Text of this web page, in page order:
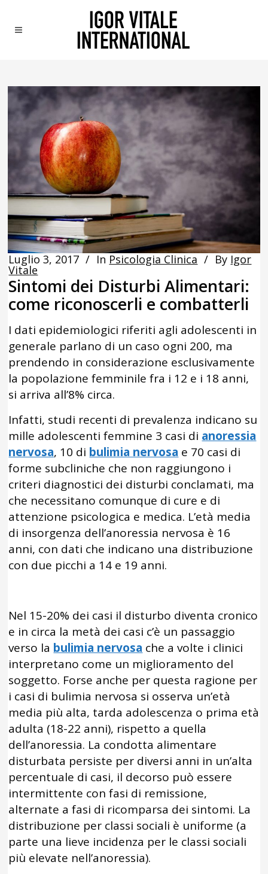
Luglio 3, 2017 In Psicologia Clinica By Igor
Vitale
Sintomi dei Disturbi Alimentari:
come riconoscerli e combatterli
I dati epidemiologici riferiti agli adolescenti in
generale parlano di un caso ogni 200, ma
prendendo in considerazione esclusivamente
la popolazione femminile fra i 12 e i 18 anni,
si arriva all’8% circa.
Infatti, studi recenti di prevalenza indicano su
mille adolescenti femmine 3 casi di anoressia
nervosa, 10 di bulimia nervosa e 70 casi di
forme subcliniche che non raggiungono i
criteri diagnostici dei disturbi conclamati, ma
che necessitano comunque di cure e di
attenzione psicologica e medica. L’età media
di insorgenza dell’anoressia nervosa è 16
anni, con dati che indicano una distribuzione
con due picchi a 14 e 19 anni.
Nel 15-20% dei casi il disturbo diventa cronico
e in circa la metà dei casi c’è un passaggio
verso la bulimia nervosa che a volte i clinici
interpretano come un miglioramento del
soggetto. Forse anche per questa ragione per
i casi di bulimia nervosa si osserva un’età
media più alta, tarda adolescenza o prima età
adulta (18-22 anni), rispetto a quella
dell’anoressia. La condotta alimentare
disturbata persiste per diversi anni in un’alta
percentuale di casi, il decorso può essere
intermittente con fasi di remissione,
alternate a fasi di ricomparsa dei sintomi. La
distribuzione per classi sociali è uniforme (a
parte una lieve incidenza per le classi sociali
più elevate nell’anoressia).